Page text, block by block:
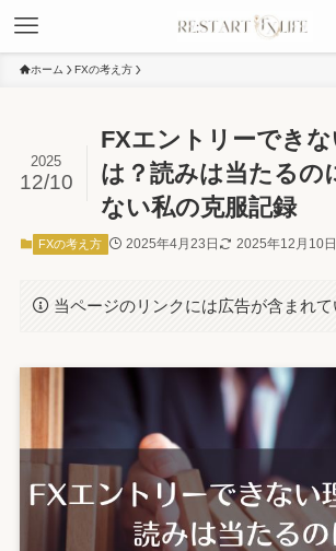
ホーム FXの考え方
FXエントリーできな
は？読みは当たるの
ない私の克服記録
2025
12/10
FXの考え方 2025年4月23日 2025年12月10日
当ページのリンクには広告が含まれて